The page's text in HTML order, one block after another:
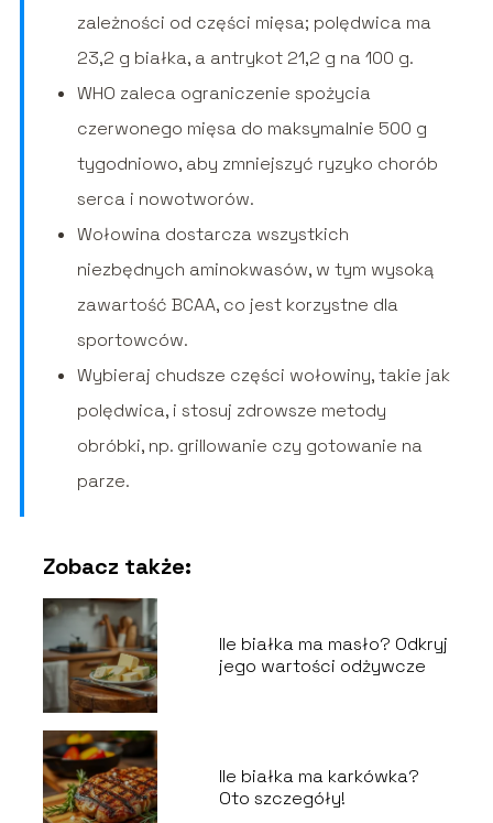
zależności od części mięsa; polędwica ma
23,2 g białka, a antrykot 21,2 g na 100 g.
WHO zaleca ograniczenie spożycia
czerwonego mięsa do maksymalnie 500 g
tygodniowo, aby zmniejszyć ryzyko chorób
serca i nowotworów.
Wołowina dostarcza wszystkich
niezbędnych aminokwasów, w tym wysoką
zawartość BCAA, co jest korzystne dla
sportowców.
Wybieraj chudsze części wołowiny, takie jak
polędwica, i stosuj zdrowsze metody
obróbki, np. grillowanie czy gotowanie na
parze.
Zobacz także:
Ile białka ma masło? Odkryj
jego wartości odżywcze
Ile białka ma karkówka?
Oto szczegóły!